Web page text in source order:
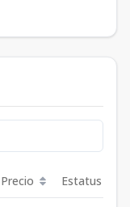
Precio Estatus